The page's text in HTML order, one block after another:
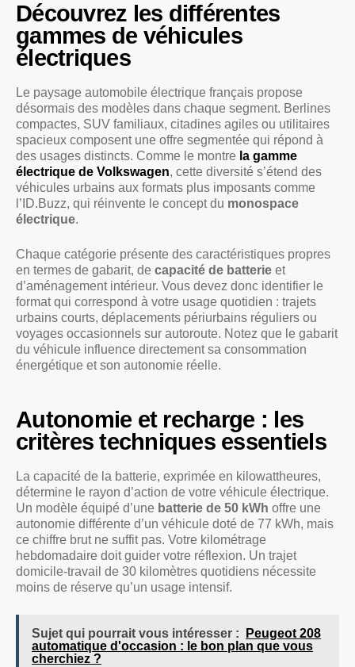
Découvrez les différentes
gammes de véhicules
électriques
Le paysage automobile électrique français propose
désormais des modèles dans chaque segment. Berlines
compactes, SUV familiaux, citadines agiles ou utilitaires
spacieux composent une offre segmentée qui répond à
des usages distincts. Comme le montre la gamme
électrique de Volkswagen, cette diversité s’étend des
véhicules urbains aux formats plus imposants comme
l’ID.Buzz, qui réinvente le concept du monospace
électrique.
Chaque catégorie présente des caractéristiques propres
en termes de gabarit, de capacité de batterie et
d’aménagement intérieur. Vous devez donc identifier le
format qui correspond à votre usage quotidien : trajets
urbains courts, déplacements périurbains réguliers ou
voyages occasionnels sur autoroute. Notez que le gabarit
du véhicule influence directement sa consommation
énergétique et son autonomie réelle.
Autonomie et recharge : les
critères techniques essentiels
La capacité de la batterie, exprimée en kilowattheures,
détermine le rayon d’action de votre véhicule électrique.
Un modèle équipé d’une batterie de 50 kWh offre une
autonomie différente d’un véhicule doté de 77 kWh, mais
ce chiffre brut ne suffit pas. Votre kilométrage
hebdomadaire doit guider votre réflexion. Un trajet
domicile-travail de 30 kilomètres quotidiens nécessite
moins de réserve qu’un usage intensif.
Sujet qui pourrait vous intéresser :
Peugeot 208
automatique d'occasion : le bon plan que vous
cherchiez ?